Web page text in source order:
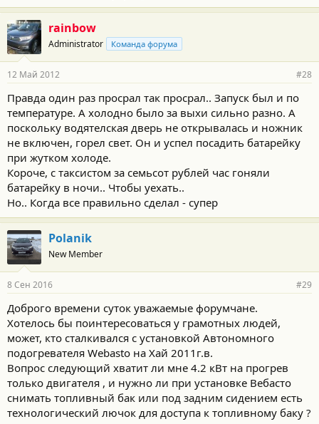
rainbow
Administrator Команда форума
12 Май 2012 #28
Правда один раз просрал так просрал.. Запуск был и по
температуре. А холодно было за выхи сильно разно. А
поскольку водятелская дверь не открывалась и ножник
не включен, горел свет. Он и успел посадить батарейку
при жутком холоде.
Короче, с таксистом за семьсот рублей час гоняли
батарейку в ночи.. Чтобы уехать..
Но.. Когда все правильно сделал - супер
Polanik
New Member
8 Сен 2016 #29
Доброго времени суток уважаемые форумчане.
Хотелось бы поинтересоваться у грамотных людей,
может, кто сталкивался с установкой Автономного
подогревателя Webasto на Хай 2011г.в.
Вопрос следующий хватит ли мне 4.2 кВт на прогрев
только двигателя , и нужно ли при установке Вебасто
снимать топливный бак или под задним сидением есть
технологический лючок для доступа к топливному баку ?